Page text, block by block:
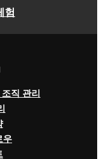
험
조직 관리
우